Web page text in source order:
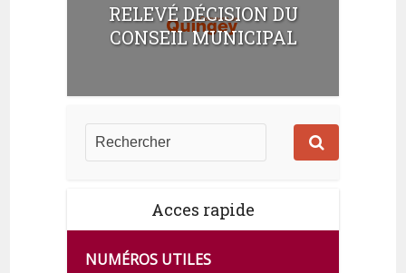
RELEVÉ DÉCISION DU
CONSEIL MUNICIPAL
Acces rapide
NUMÉROS UTILES